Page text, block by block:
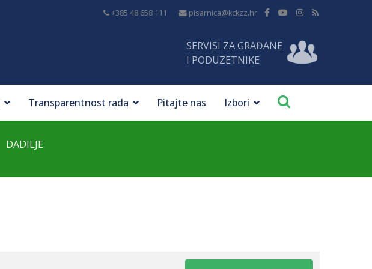
+385 48 658 111 pisarnica@kckzz.hr
SERVISI ZA GRAĐANE
I PODUZETNIKE
Transparentnost rada Pitajte nas Izbori
DADILJE